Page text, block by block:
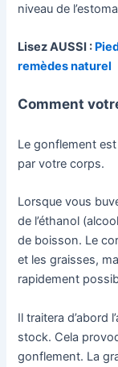
niveau de
Lisez AUSSI :
remèdes naturel
Comment
Le gonflement
par votre corps.
Lorsque vous
de l’éthanol
de boisson. Le
et les graisses,
rapidement
Il traitera d’abord
stock. Cela
gonflement. La